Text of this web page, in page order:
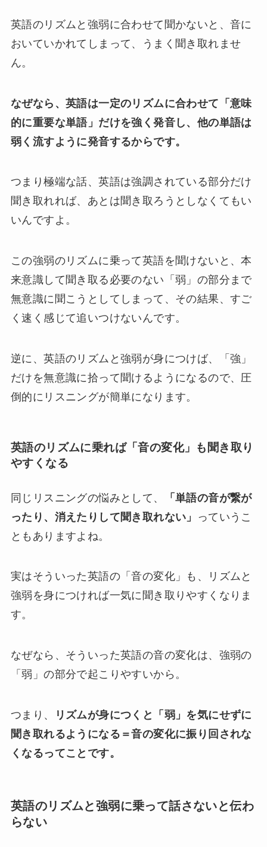
英語のリズムと強弱に合わせて聞かないと、音に
おいていかれてしまって、うまく聞き取れませ
ん。
なぜなら、英語は一定のリズムに合わせて「意味
的に重要な単語」だけを強く発音し、他の単語は
弱く流すように発音するからです。
つまり極端な話、英語は強調されている部分だけ
聞き取れれば、あとは聞き取ろうとしなくてもい
いんですよ。
この強弱のリズムに乗って英語を聞けないと、本
来意識して聞き取る必要のない「弱」の部分まで
無意識に聞こうとしてしまって、その結果、すご
く速く感じて追いつけないんです。
逆に、英語のリズムと強弱が身につけば、「強」
だけを無意識に拾って聞けるようになるので、圧
倒的にリスニングが簡単になります。
英語のリズムに乗れば「音の変化」も聞き取り
やすくなる
同じリスニングの悩みとして、
「単語の音が繋が
ったり、消えたりして聞き取れない」
っていうこ
ともありますよね。
実はそういった英語の「音の変化」も、リズムと
強弱を身につければ一気に聞き取りやすくなりま
す。
なぜなら、そういった英語の音の変化は、強弱の
「弱」の部分で起こりやすいから。
つまり、
リズムが身につくと「弱」を気にせずに
聞き取れるようになる＝音の変化に振り回されな
くなるってことです。
英語のリズムと強弱に乗って話さないと伝わ
らない